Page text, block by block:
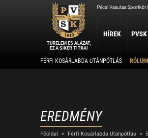
Pécsi Vasutas Sportkör
HÍREK PVSK
ATLÉTIKA
JUDO
FÉRFI KOSÁRLABDA UTÁNPÓTLÁS
TÜRELEM ÉS ALÁZAT,
EZ A SIKER TITKA!
EREDMÉNY
Főoldal > Férfi Kosárlabda Utánpótlás >